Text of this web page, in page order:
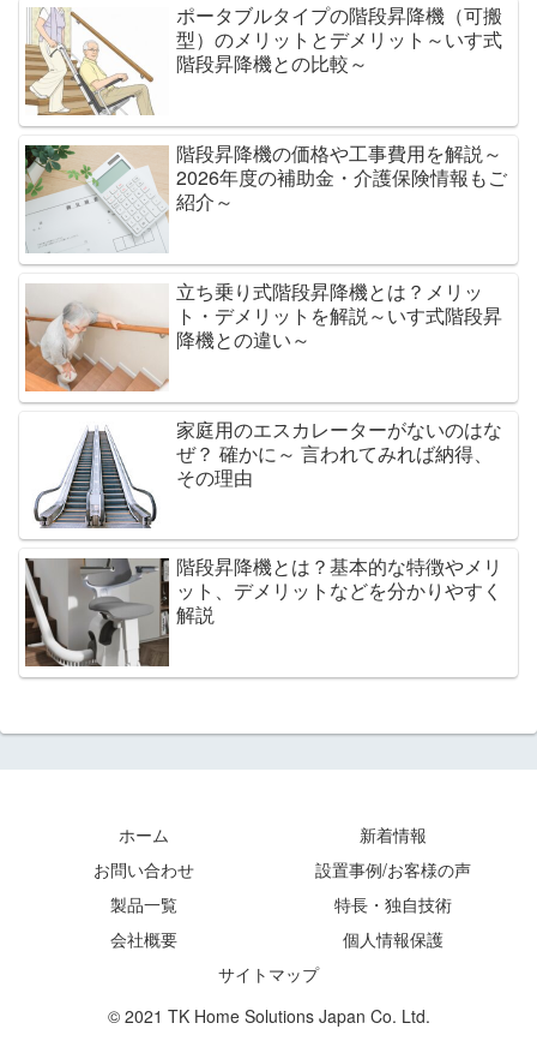
ポータブルタイプの階段昇降機（可搬
型）のメリットとデメリット～いす式
階段昇降機との比較～
階段昇降機の価格や工事費用を解説～
2026年度の補助金・介護保険情報もご
紹介～
立ち乗り式階段昇降機とは？メリッ
ト・デメリットを解説～いす式階段昇
降機との違い～
家庭用のエスカレーターがないのはな
ぜ？ 確かに～ 言われてみれば納得、
その理由
階段昇降機とは？基本的な特徴やメリ
ット、デメリットなどを分かりやすく
解説
ホーム
新着情報
お問い合わせ
設置事例/お客様の声
製品一覧
特長・独自技術
会社概要
個人情報保護
サイトマップ
© 2021 TK Home Solutions Japan Co. Ltd.